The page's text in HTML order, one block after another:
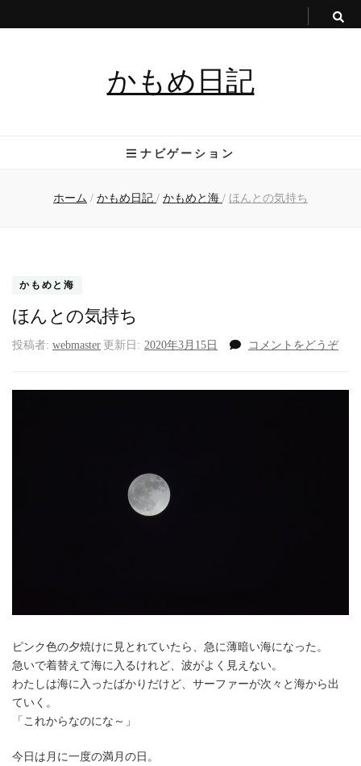
かもめ日記
ナビゲーション
ホーム / かもめ日記 / かもめと海 / ほんとの気持ち
かもめと海
ほんとの気持ち
投稿者: webmaster 更新日: 2020年3月15日 コメントをどうぞ(ほ
ピンク色の夕焼けに見とれていたら、急に薄暗い海になった。
急いで着替えて海に入るけれど、波がよく見えない。
わたしは海に入ったばかりだけど、サーファーが次々と海から出
ていく。
「これからなのにな～」
今日は月に一度の満月の日。